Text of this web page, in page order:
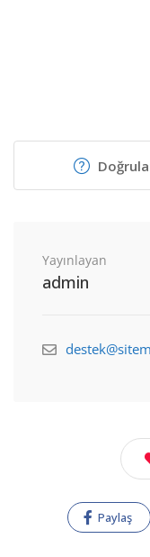
Yayınlayan
admin
Paylaş